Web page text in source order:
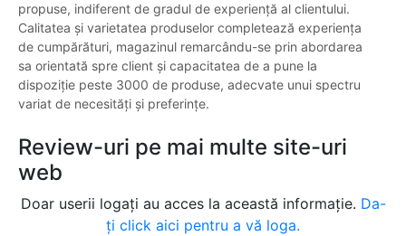
propuse, indiferent de gradul de experiență al clientului.
Calitatea și varietatea produselor completează experiența
de cumpărături, magazinul remarcându-se prin abordarea
sa orientată spre client și capacitatea de a pune la
dispoziție peste 3000 de produse, adecvate unui spectru
variat de necesități și preferințe.
Review-uri pe mai multe site-uri
web
Doar userii logați au acces la această informație. Da-
ți click aici pentru a vă loga.